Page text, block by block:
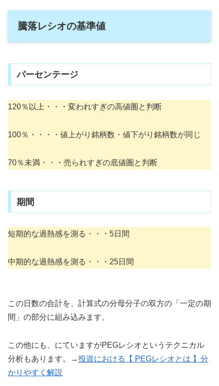
騰落レシオの基準値
パーセンテージ
120％以上・・・変われすぎの高値圏と判断
100％・・・・値上がり銘柄数・値下がり銘柄数が同じ
70％未満・・・売られすぎの底値圏と判断
期間
短期的な過熱感を測る・・・5日間
中期的な過熱感を測る・・・25日間
この日数の合計を、計算式の分母分子の双方の「一定の期
間」の部分に組み込みます。
この他にも、にていますがPEGレシオというテクニカル
分析もあります。→投資における【 PEGレシオとは 】分
かりやすく解説